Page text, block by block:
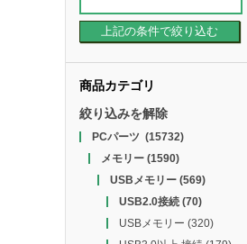
商品カテゴリ
絞り込みを解除
PCパーツ (15732)
メモリー(1590)
USBメモリー(569)
USB2.0接続(70)
USBメモリー (320)